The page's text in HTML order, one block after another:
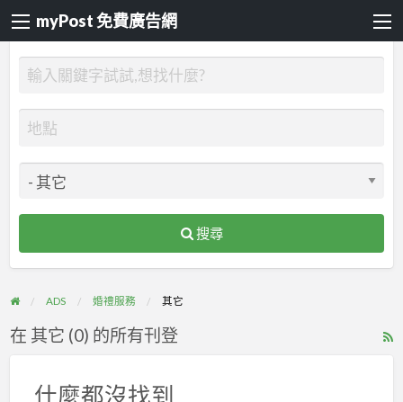
myPost 免費廣告網
搜尋
ADS 婚禮服務 其它
在 其它 (0) 的所有刊登
什麼都沒找到